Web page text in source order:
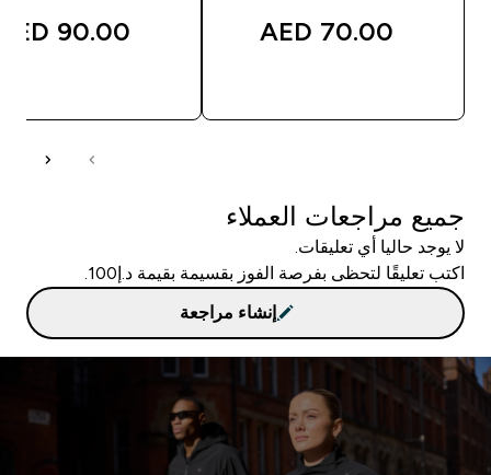
70.00 AED‎
90.00 AED‎
جميع مراجعات العملاء
لا يوجد حاليا أي تعليقات.
اكتب تعليقًا لتحظى بفرصة الفوز بقسيمة بقيمة د.إ100.
إنشاء مراجعة